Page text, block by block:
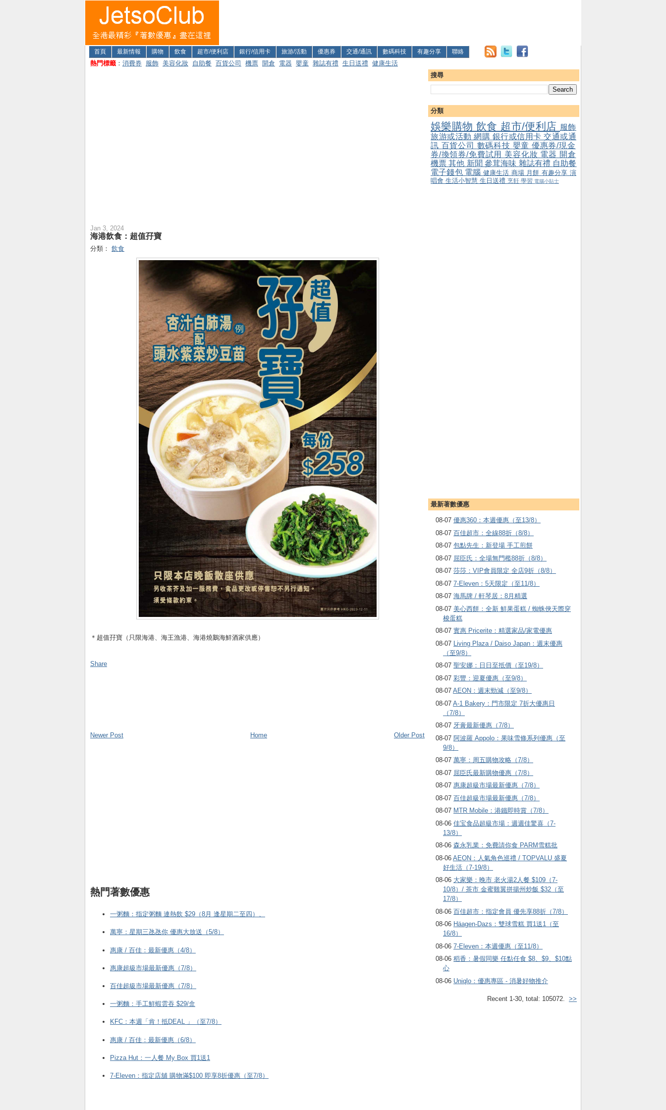
首頁 最新情報 購物 飲食 超市/便利店 銀行/信用卡 旅游/活動 優惠券 交通/通訊 數碼科技 有趣分享 聯絡
熱門標籤 ： 消費券 服飾 美容化妝 自助餐 百貨公司 機票 開倉 電器 嬰童 雜誌有禮 生日送禮 健康生活
搜尋
分類
娛樂購物 飲食 超市/便利店 服飾
旅游或活動 網購 銀行或信用卡 交通或通
訊 百貨公司 數碼科技 嬰童 優惠券/現金
券/換領券/免費試用 美容化妝 電器 開倉
機票其他 新聞參茸海味 雜誌有禮 自助餐
電子錢包 電腦 健康生活 商場 月餅 有趣分享 演
唱會 生活小智慧 生日送禮 烹飪 學習 電腦小貼士
最新著數優惠
08-07 優惠360：本週優惠（至13/8）
08-07 百佳超市：全線88折（8/8）
08-07 包點先生：新登場 手工煎餅
08-07 屈臣氏：全場無門檻88折（8/8）
08-07 莎莎：VIP會員限定 全店9折（8/8）
08-07 7-Eleven：5天限定（至11/8）
08-07 海馬牌 / 軒琴居：8月精選
08-07 美心西餅：全新 鮮果蛋糕 / 蜘蛛俠天際穿
梭蛋糕
08-07 實惠 Pricerite：精選家品/家電優惠
08-07
Living Plaza / Daiso Japan：週末優惠
（至9/8）
08-07 聖安娜：日日至抵價（至19/8）
08-07 彩豐：迎夏優惠（至9/8）
08-07 AEON：週末勁減（至9/8）
08-07 A-1 Bakery：門市限定 7折大優惠日
（7/8）
08-07 牙膏最新優惠（7/8）
08-07 阿波羅 Appolo：果味雪條系列優惠（至
9/8）
08-07 萬寧：周五購物攻略（7/8）
08-07 屈臣氏最新購物優惠（7/8）
08-07 惠康超級市場最新優惠（7/8）
08-07 百佳超級市場最新優惠（7/8）
08-07 MTR Mobile：港鐵即時賞（7/8）
08-06 佳宝食品超級市場：週週佳驚喜（7-
13/8）
08-06 森永乳業：免費請你食 PARM雪糕批
08-06 AEON：人氣角色巡禮 / TOPVALU 盛夏
好生活（7-19/8）
08-06 大家樂：晚市 老火湯2人餐 $109（7-
10/8）/ 茶市 金蜜雞翼拼揚州炒飯 $32（至
17/8）
08-06 百佳超市：指定會員 優先享88折（7/8）
08-06 Häagen-Dazs ：雙球雪糕 買1送1（至
16/8）
08-06 7-Eleven：本週優惠（至11/8）
08-06 稻香：暑假同樂 任點任食 $8、$9、$10點
心
08-06 Uniqlo：優惠專區 - 消暑好物推介
Recent 1-30, total: 105072. >>
Jan 3, 2024
海港飲食：超值孖寶
分類： 飲食
＊超值孖寶（只限海港、海王漁港、海港燒鵝海鮮酒家供應）
Share
Newer Post Older Post
Home
熱門著數優惠
一粥麵：指定粥麵 連熱飲 $29（8月 逢星期二至四）、
萬寧：星期三氹氹你 優惠大放送（5/8）
惠康 / 百佳：最新優惠（4/8）
惠康超級市場最新優惠（7/8）
百佳超級市場最新優惠（7/8）
一粥麵：手工鮮蝦雲吞 $29/盒
KFC ：本週「肯！抵DEAL 」（至7/8）
惠康 / 百佳：最新優惠（6/8）
Pizza Hut：一人餐 My Box 買1送1
7-Eleven：指定店舖 購物滿$100 即享8折優惠（至7/8）